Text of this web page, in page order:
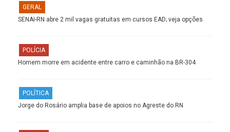
GERAL
SENAI-RN abre 2 mil vagas gratuitas em cursos EAD; veja opções
POLÍCIA
Homem morre em acidente entre carro e caminhão na BR-304
POLÍTICA
Jorge do Rosário amplia base de apoios no Agreste do RN